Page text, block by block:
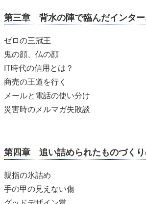
第三章 背水の陣で臨んだインター
ゼロの三冠王
鬼の顔、仏の顔
IT時代の信用とは？
商売の王道を行く
メールと電話の使い分け
災害時のメルマガ失敗談
第四章 追い詰められたものづく
親指の氷詰め
手の甲の見えない傷